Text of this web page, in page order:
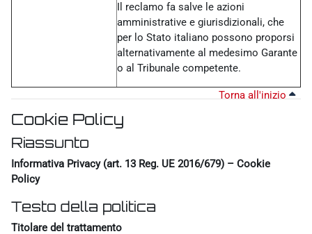
Il reclamo fa salve le azioni
amministrative e giurisdizionali, che
per lo Stato italiano possono proporsi
alternativamente al medesimo Garante
o al Tribunale competente.
Torna all'inizio
Cookie Policy
Riassunto
Informativa Privacy (art. 13 Reg. UE 2016/679) – Cookie
Policy
Testo della politica
Titolare del trattamento